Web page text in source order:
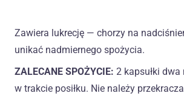
Zawiera lukrecję — chorzy na
unikać nadmiernego spożycia.
ZALECANE SPOŻYCIE: 2 kapsułki
w trakcie posiłku. Nie należy